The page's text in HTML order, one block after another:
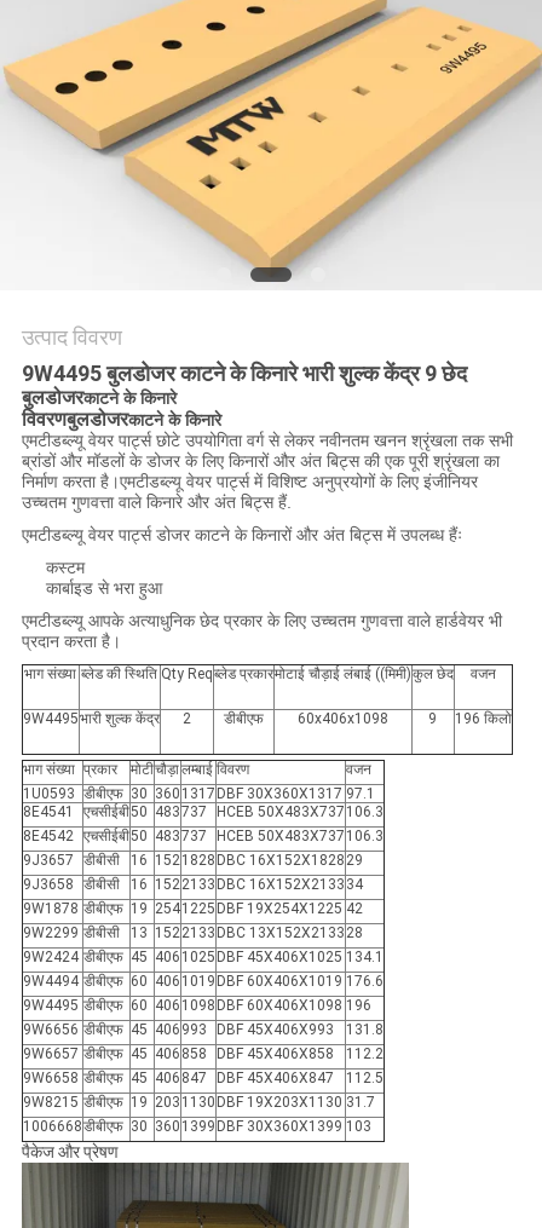
समाचार
करें
साइटमैप
PRIVACY
POLICY
उत्पाद विवरण
9W4495 बुलडोजर काटने के किनारे भारी शुल्क केंद्र 9 छेद
बुलडोजरकाटने के किनारे
विवरणबुलडोजरकाटने के किनारे
एमटीडब्ल्यू वेयर पार्ट्स छोटे उपयोगिता वर्ग से लेकर नवीनतम खनन श्रृंखला तक सभी
ब्रांडों और मॉडलों के डोजर के लिए किनारों और अंत बिट्स की एक पूरी श्रृंखला का
निर्माण करता है।एमटीडब्ल्यू वेयर पार्ट्स में विशिष्ट अनुप्रयोगों के लिए इंजीनियर
उच्चतम गुणवत्ता वाले किनारे और अंत बिट्स हैं.
एमटीडब्ल्यू वेयर पार्ट्स डोजर काटने के किनारों और अंत बिट्स में उपलब्ध हैंः
कस्टम
कार्बाइड से भरा हुआ
एमटीडब्ल्यू आपके अत्याधुनिक छेद प्रकार के लिए उच्चतम गुणवत्ता वाले हार्डवेयर भी
प्रदान करता है।
भाग संख्या ब्लेड की स्थिति Qty Reqब्लेड प्रकारमोटाई चौड़ाई लंबाई ((मिमी)कुल छेद वजन
9W4495भारी शुल्क केंद्र 2 डीबीएफ 60x406x1098 9 196 किलो
भाग संख्या प्रकार मोटीचौड़ालम्बाई विवरण
वजन
1U0593 डीबीएफ 30 360 1317 DBF 30X360X1317 97.1
8E4541
एचसीईबी50 483737 HCEB 50X483X737 106.3
8E4542 एचसीईबी50 483737 HCEB 50X483X737 106.3
9J3657
डीबीसी 16 1521828 DBC 16X152X1828 29
9J3658
डीबीसी 16 1522133 DBC 16X152X2133 34
9W1878 डीबीएफ 19 2541225 DBF 19X254X1225 42
9W2299 डीबीसी 13 1522133 DBC 13X152X2133 28
9W2424 डीबीएफ 45 406 1025 DBF 45X406X1025 134.1
9W4494 डीबीएफ 60 406 1019 DBF 60X406X1019 176.6
9W4495 डीबीएफ 60 406 1098 DBF 60X406X1098 196
9W6656 डीबीएफ 45 406 993 DBF 45X406X993
131.8
9W6657 डीबीएफ 45 406 858 DBF 45X406X858
112.2
9W6658 डीबीएफ 45 406 847 DBF 45X406X847
112.5
9W8215 डीबीएफ 19 203 1130 DBF 19X203X1130 31.7
1006668डीबीएफ 30 360 1399 DBF 30X360X1399 103
पैकेज और प्रेषण